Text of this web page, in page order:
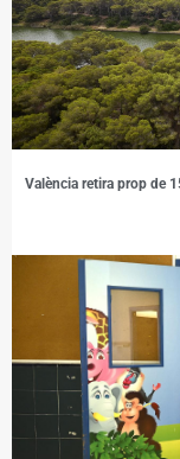
València retira prop de